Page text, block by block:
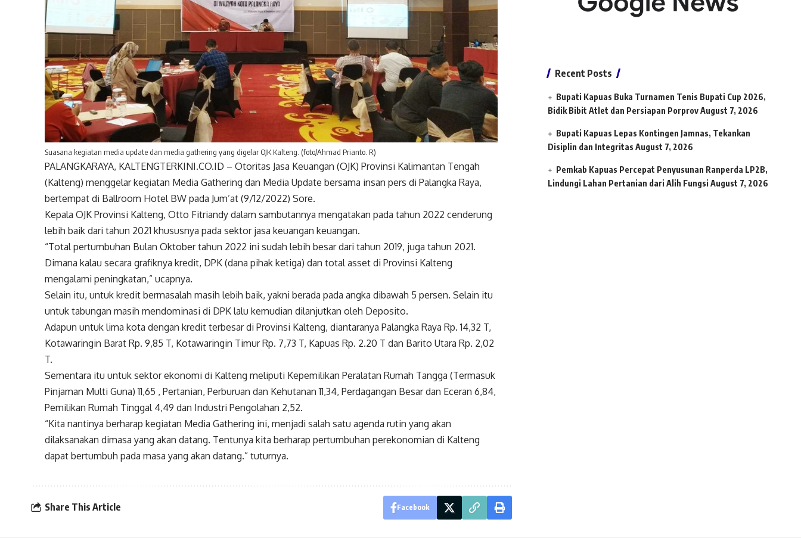
Suasana kegiatan media update dan media gathering yang digelar OJK Kalteng. (foto/Ahmad Prianto. R)
PALANGKARAYA, KALTENGTERKINI.CO.ID – Otoritas Jasa Keuangan (OJK) Provinsi Kalimantan Tengah
(Kalteng) menggelar kegiatan Media Gathering dan Media Update bersama insan pers di Palangka Raya,
bertempat di Ballroom Hotel BW pada Jum’at (9/12/2022) Sore.
Kepala OJK Provinsi Kalteng, Otto Fitriandy dalam sambutannya mengatakan pada tahun 2022 cenderung
lebih baik dari tahun 2021 khususnya pada sektor jasa keuangan keuangan.
“Total pertumbuhan Bulan Oktober tahun 2022 ini sudah lebih besar dari tahun 2019, juga tahun 2021.
Dimana kalau secara grafiknya kredit, DPK (dana pihak ketiga) dan total asset di Provinsi Kalteng
mengalami peningkatan,” ucapnya.
Selain itu, untuk kredit bermasalah masih lebih baik, yakni berada pada angka dibawah 5 persen. Selain itu
untuk tabungan masih mendominasi di DPK lalu kemudian dilanjutkan oleh Deposito.
Adapun untuk lima kota dengan kredit terbesar di Provinsi Kalteng, diantaranya Palangka Raya Rp. 14,32 T,
Kotawaringin Barat Rp. 9,85 T, Kotawaringin Timur Rp. 7,73 T, Kapuas Rp. 2.20 T dan Barito Utara Rp. 2,02
T.
Sementara itu untuk sektor ekonomi di Kalteng meliputi Kepemilikan Peralatan Rumah Tangga (Termasuk
Pinjaman Multi Guna) 11,65 , Pertanian, Perburuan dan Kehutanan 11,34, Perdagangan Besar dan Eceran 6,84,
Pemilikan Rumah Tinggal 4,49 dan Industri Pengolahan 2,52.
“Kita nantinya berharap kegiatan Media Gathering ini, menjadi salah satu agenda rutin yang akan
dilaksanakan dimasa yang akan datang. Tentunya kita berharap pertumbuhan perekonomian di Kalteng
dapat bertumbuh pada masa yang akan datang.” tuturnya.
Share This Article Facebook
Recent Posts
Bupati Kapuas Buka Turnamen Tenis Bupati Cup 2026,
Bidik Bibit Atlet dan Persiapan PorprovAugust 7, 2026
Bupati Kapuas Lepas Kontingen Jamnas, Tekankan
Disiplin dan Integritas August 7, 2026
Pemkab Kapuas Percepat Penyusunan Ranperda LP2B,
Lindungi Lahan Pertanian dari Alih Fungsi August 7, 2026